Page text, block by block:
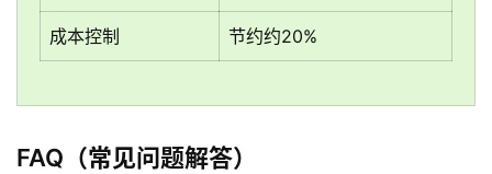
成本控制 节约约20%
FAQ（常见问题解答）